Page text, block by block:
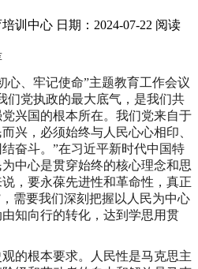
训中心 日期：2024-07-22 阅读
、牢记使命”主题教育工作会议
们党执政的最大底气，是我们共
兴国的根本所在。我们党来自于
兴，必须始终与人民心心相印、
奋斗。”在习近平新时代中国特
中心是贯穿始终的核心理念和思
，要永葆先进性和革命性，真正
需要我们深刻把握以人民为中心
知向行的转化，达到学思用贯
根本要求。人民性是马克思主